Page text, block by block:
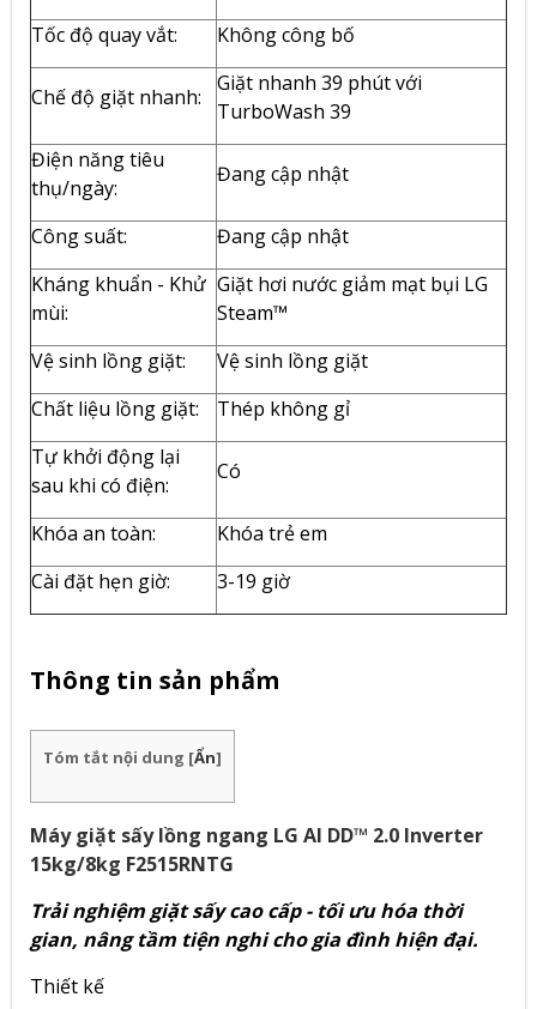
Tốc độ quay vắt: Không công bố
Chế độ giặt nhanh:
Giặt nhanh 39 phút với
TurboWash 39
Điện năng tiêu
thụ/ngày:
Đang cập nhật
Công suất:
Đang cập nhật
Kháng khuẩn - Khử
mùi:
Giặt hơi nước giảm mạt bụi LG
Steam™
Vệ sinh lồng giặt:
Vệ sinh lồng giặt
Chất liệu lồng giặt:
Thép không gỉ
Tự khởi động lại
sau khi có điện:
Có
Khóa an toàn:
Khóa trẻ em
Cài đặt hẹn giờ:
3-19 giờ
Thông tin sản phẩm
Tóm tắt nội dung [Ẩn]
Máy giặt sấy lồng ngang LG AI DD™ 2.0 Inverter
15kg/8kg F2515RNTG
Trải nghiệm giặt sấy cao cấp - tối ưu hóa thời
gian, nâng tầm tiện nghi cho gia đình hiện đại.
Thiết kế